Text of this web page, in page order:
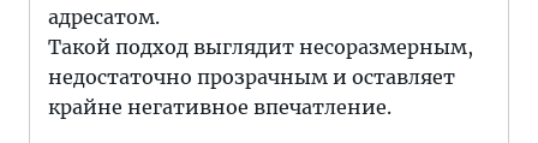
адресатом.
Такой подход выглядит несоразмерным,
недостаточно прозрачным и оставляет
крайне негативное впечатление.